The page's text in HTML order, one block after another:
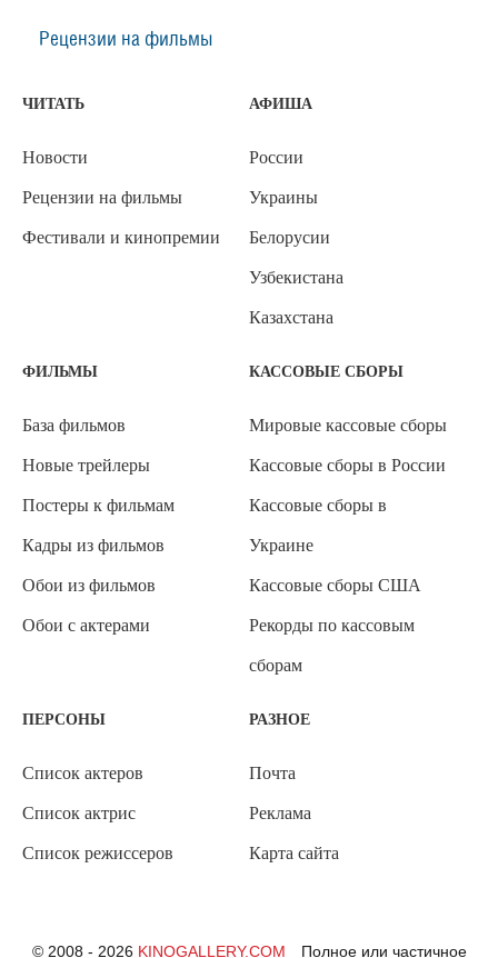
Рецензии на фильмы
ЧИТАТЬ
Новости
Рецензии на фильмы
Фестивали и кинопремии
АФИША
России
Украины
Белорусии
Узбекистана
Казахстана
ФИЛЬМЫ
База фильмов
Новые трейлеры
Постеры к фильмам
Кадры из фильмов
Обои из фильмов
Обои с актерами
КАССОВЫЕ СБОРЫ
Мировые кассовые сборы
Кассовые сборы в России
Кассовые сборы в
Украине
Кассовые сборы США
Рекорды по кассовым
сборам
ПЕРСОНЫ
Список актеров
Список актрис
Список режиссеров
РАЗНОЕ
Почта
Реклама
Карта сайта
© 2008 - 2026 KINOGALLERY.COM Полное или частичное